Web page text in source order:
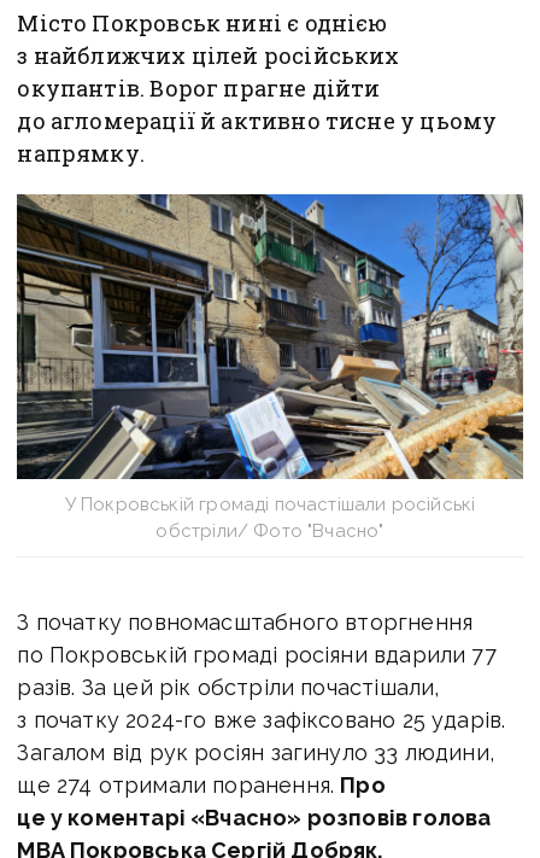
Місто Покровськ нині є однією
з найближчих цілей російських
окупантів. Ворог прагне дійти
до агломерації й активно тисне у цьому
напрямку.
У Покровській громаді почастішали російські
обстріли/ Фото "Вчасно"
З початку повномасштабного вторгнення
по Покровській громаді росіяни вдарили 77
разів. За цей рік обстріли почастішали,
з початку 2024-го вже зафіксовано 25 ударів.
Загалом від рук росіян загинуло 33 людини,
ще 274 отримали поранення. Про
це у коментарі «Вчасно» розповів голова
МВА Покровська Сергій Добряк.